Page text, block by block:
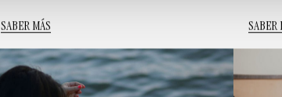
SABER MÁS SABER